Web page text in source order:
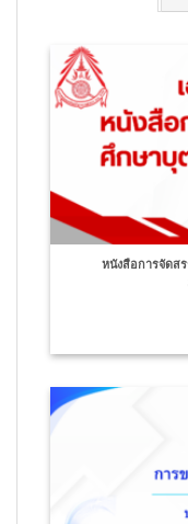
หนังสือการจัดส